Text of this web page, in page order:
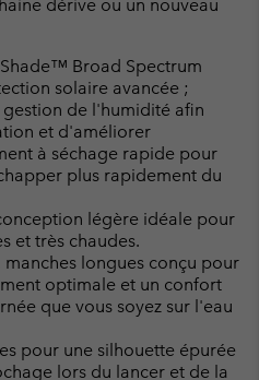
dérive ou un nouveau
Broad Spectrum
solaire avancée ;
de l'humidité afin
et d'améliorer
à séchage rapide pour
plus rapidement du
légère idéale pour
et très chaudes.
longues conçu pour
optimale et un confort
que vous soyez sur l'eau
pour une silhouette épurée
lors du lancer et de la